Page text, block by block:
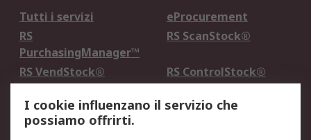
Tutti i servizi
eProcurement
RS
PurchasingManager™
RS ScanStock®
RS VendStock®
RS ControlStock®
Legale
I cookie influenzano il servizio che
possiamo offrirti.